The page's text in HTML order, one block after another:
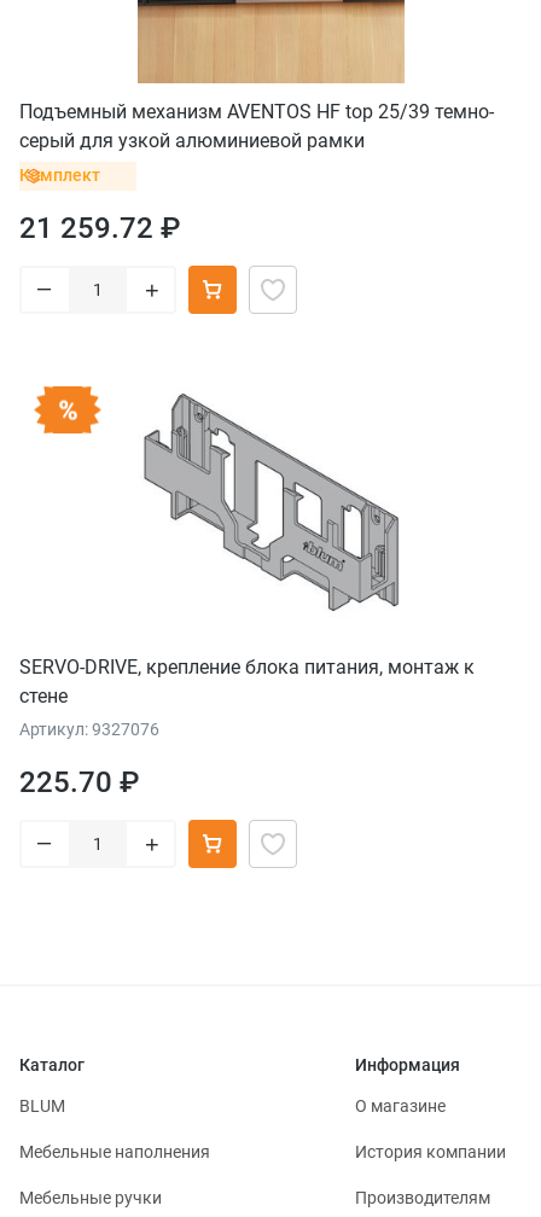
Подъемный механизм AVENTOS HF top 25/39 темно-
серый для узкой алюминиевой рамки
Комплект
21 259.72 ₽
– +
SERVO-DRIVE, крепление блока питания, монтаж к
стене
Артикул: 9327076
225.70 ₽
– +
Каталог
BLUM
Мебельные наполнения
Мебельные ручки
Информация
О магазине
История компании
Производителям